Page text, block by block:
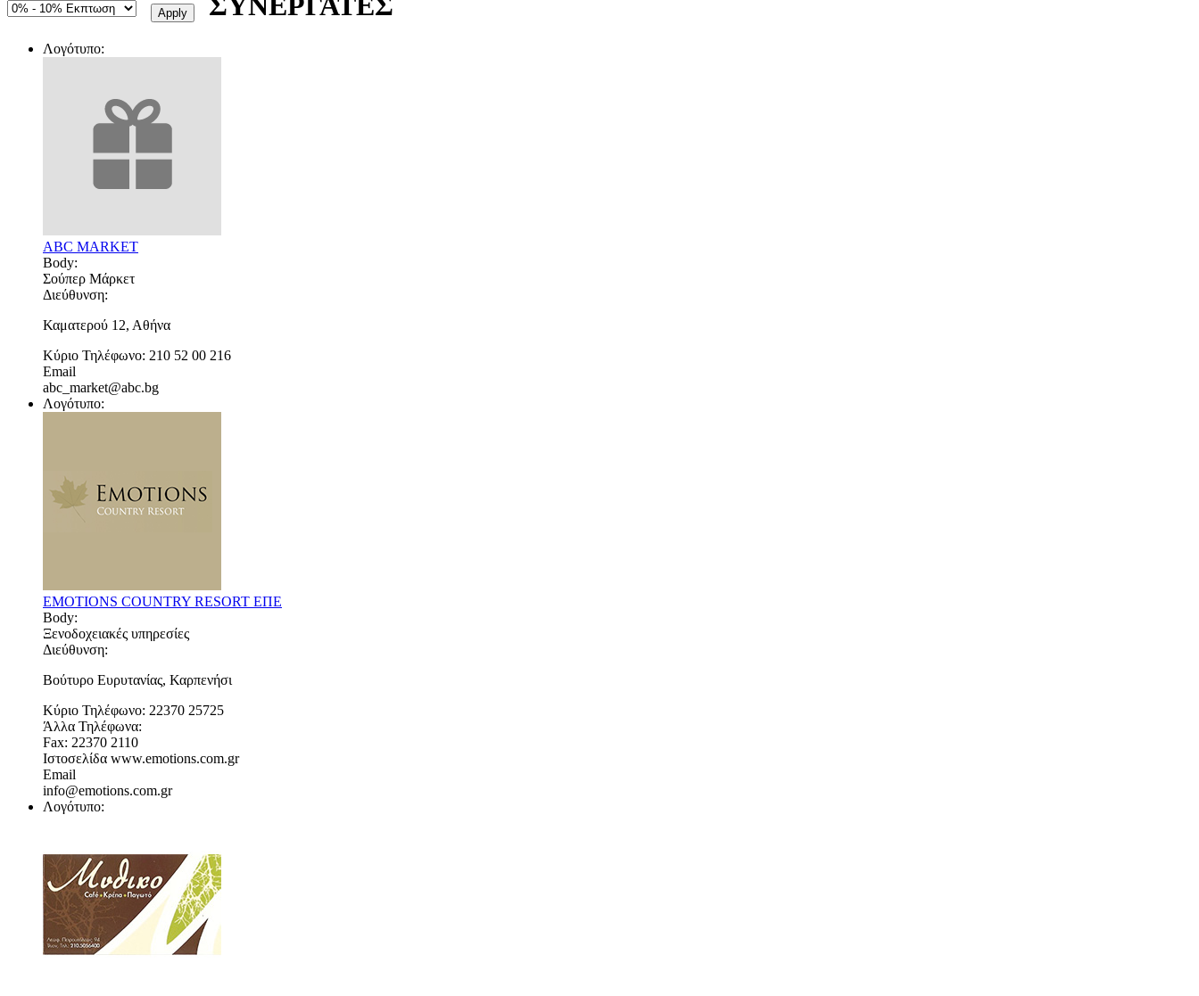
Λογότυπο:
ABC MARKET
Body:
Σούπερ Μάρκετ
Διεύθυνση:
Καματερού 12, Αθήνα
Κύριο Τηλέφωνο: 210 52 00 216
Email
abc_market@abc.bg
Λογότυπο:
EMOTIONS COUNTRY RESORT ΕΠΕ
Body:
Ξενοδοχειακές υπηρεσίες
Διεύθυνση:
Βούτυρο Ευρυτανίας, Καρπενήσι
Κύριο Τηλέφωνο: 22370 25725
Άλλα Τηλέφωνα:
Fax: 22370 2110
Ιστοσελίδα www.emotions.com.gr
Email
info@emotions.com.gr
Λογότυπο: